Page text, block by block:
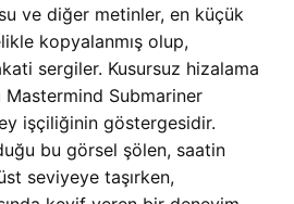
ve diğer metinler, en küçük
kopyalanmış olup,
sergiler. Kusursuz hizalama
Mastermind Submariner
işçiliğinin göstergesidir.
bu görsel şölen, saatin
seviyeye taşırken,